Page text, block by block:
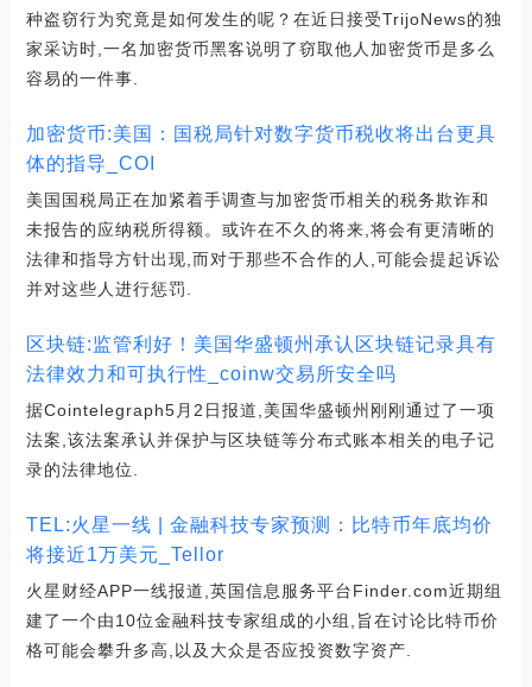
种盗窃行为究竟是如何发生的呢？在近日接受TrijoNews的独
家采访时,一名加密货币黑客说明了窃取他人加密货币是多么
容易的一件事.
加密货币:美国：国税局针对数字货币税收将出台更具
体的指导_COI
美国国税局正在加紧着手调查与加密货币相关的税务欺诈和
未报告的应纳税所得额。或许在不久的将来,将会有更清晰的
法律和指导方针出现,而对于那些不合作的人,可能会提起诉讼
并对这些人进行惩罚.
区块链:监管利好！美国华盛顿州承认区块链记录具有
法律效力和可执行性_coinw交易所安全吗
据Cointelegraph5月2日报道,美国华盛顿州刚刚通过了一项
法案,该法案承认并保护与区块链等分布式账本相关的电子记
录的法律地位.
TEL:火星一线 | 金融科技专家预测：比特币年底均价
将接近1万美元_Tellor
火星财经APP一线报道,英国信息服务平台Finder.com近期组
建了一个由10位金融科技专家组成的小组,旨在讨论比特币价
格可能会攀升多高,以及大众是否应投资数字资产.